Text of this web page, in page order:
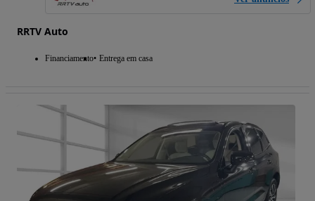
RRTV Auto
Financiamento Entrega em casa